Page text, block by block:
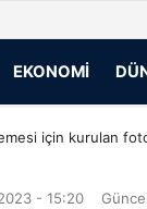
EKONOMI
için kurulan foto
- 15:20